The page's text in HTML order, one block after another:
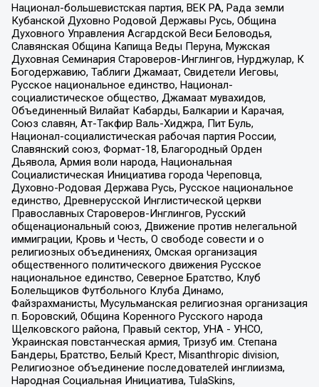
Национал-большевистская партия, ВЕК РА, Рада земли
Кубанской Духовно Родовой Державы Русь, Община
Духовного Управления Асгардской Веси Беловодья,
Славянская Община Капища Веды Перуна, Мужская
Духовная Семинария Староверов-Инглингов, Нурджулар, К
Богодержавию, Таблиги Джамаат, Свидетели Иеговы,
Русское национальное единство, Национал-
социалистическое общество, Джамаат мувахидов,
Объединенный Вилайат Кабарды, Балкарии и Карачая,
Союз славян, Ат-Такфир Валь-Хиджра, Пит Буль,
Национал-социалистическая рабочая партия России,
Славянский союз, Формат-18, Благородный Орден
Дьявола, Армия воли народа, Национальная
Социалистическая Инициатива города Череповца,
Духовно-Родовая Держава Русь, Русское национальное
единство, Древнерусской Инглистической церкви
Православных Староверов-Инглингов, Русский
общенациональный союз, Движение против нелегальной
иммиграции, Кровь и Честь, О свободе совести и о
религиозных объединениях, Омская организация
общественного политического движения Русское
национальное единство, Северное Братство, Клуб
Болельщиков Футбольного Клуба Динамо,
Файзрахманисты, Мусульманская религиозная организация
п. Боровский, Община Коренного Русского народа
Щелковского района, Правый сектор, УНА - УНСО,
Украинская повстанческая армия, Тризуб им. Степана
Бандеры, Братство, Белый Крест, Misanthropic division,
Религиозное объединение последователей инглиизма,
Народная Социальная Инициатива, TulaSkins,